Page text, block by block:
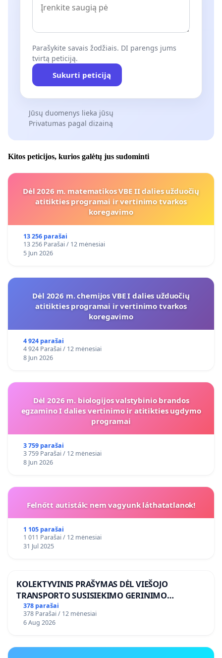
Parašykite savais žodžiais. DI parengs jums
tvirtą peticiją.
Sukurti peticiją
Jūsų duomenys lieka jūsų
Privatumas pagal dizainą
Kitos peticijos, kurios galėtų jus sudominti
Dėl 2026 m. matematikos VBE II dalies užduočių
atitikties programai ir vertinimo tvarkos
koregavimo
13 256 parašai
13 256 Parašai / 12 mėnesiai
5 Jun 2026
Dėl 2026 m. chemijos VBE I dalies užduočių
atitikties programai ir vertinimo tvarkos
koregavimo
4 924 parašai
4 924 Parašai / 12 mėnesiai
8 Jun 2026
Dėl 2026 m. biologijos valstybinio brandos
egzamino I dalies vertinimo ir atitikties ugdymo
programai
3 759 parašai
3 759 Parašai / 12 mėnesiai
8 Jun 2026
Felnőtt autisták: nem vagyunk láthatatlanok!
1 105 parašai
1 011 Parašai / 12 mėnesiai
31 Jul 2025
KOLEKTYVINIS PRAŠYMAS DĖL VIEŠOJO
TRANSPORTO SUSISIEKIMO GERINIMO
VOSYLIUKŲ KAIME
378 parašai
378 Parašai / 12 mėnesiai
6 Aug 2026